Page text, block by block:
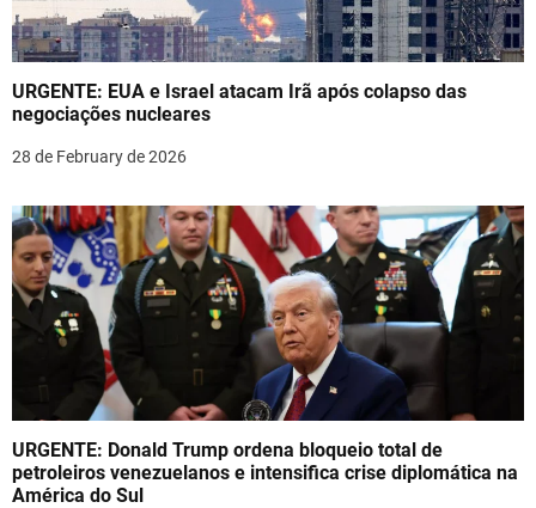
a
t
i
o
n
URGENTE: EUA e Israel atacam Irã após colapso das
negociações nucleares
28 de February de 2026
URGENTE: Donald Trump ordena bloqueio total de
petroleiros venezuelanos e intensifica crise diplomática na
América do Sul